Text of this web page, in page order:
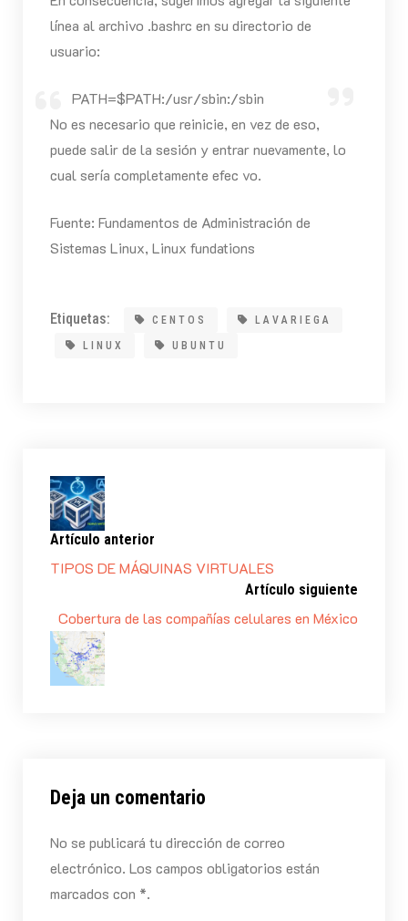
línea al archivo .bashrc en su directorio de
usuario:
PATH=$PATH:/usr/sbin:/sbin
No es necesario que reinicie, en vez de eso,
puede salir de la sesión y entrar nuevamente, lo
cual sería completamente efec vo.
Fuente: Fundamentos de Administración de
Sistemas Linux, Linux fundations
Etiquetas: CENTOS
LAVARIEGA
LINUX
UBUNTU
Artículo anterior
TIPOS DE MÁQUINAS VIRTUALES
Artículo siguiente
Cobertura de las compañías celulares en México
Deja un comentario
No se publicará tu dirección de correo
electrónico. Los campos obligatorios están
marcados con *.